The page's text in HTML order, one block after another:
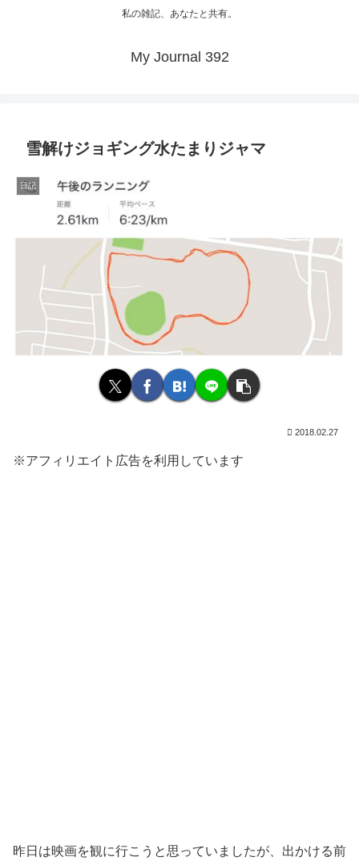
私の雑記、あなたと共有。
My Journal 392
雪解けジョギング水たまりジャマ
日記
2018.02.27
※アフィリエイト広告を利用しています
昨日は映画を観に行こうと思っていましたが、出かける前